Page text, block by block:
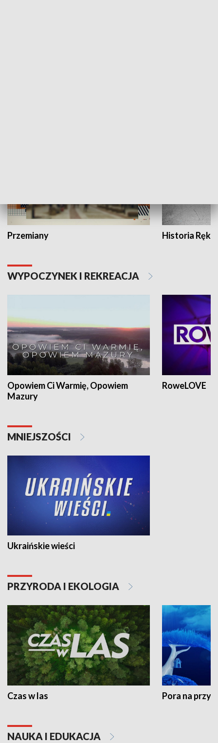
Przemiany Historia Ręką
WYPOCZYNEK I REKREACJA
Opowiem Ci Warmię, Opowiem
Mazury
RoweLOVE
MNIEJSZOŚCI
Ukraińskie wieści
PRZYRODA I EKOLOGIA
Czas w las Pora na
NAUKA I EDUKACJA